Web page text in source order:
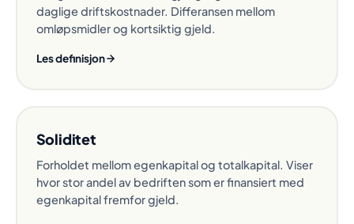
daglige driftskostnader. Differansen mellom
omløpsmidler og kortsiktig gjeld.
Les definisjon
Soliditet
Forholdet mellom egenkapital og totalkapital. Viser
hvor stor andel av bedriften som er finansiert med
egenkapital fremfor gjeld.